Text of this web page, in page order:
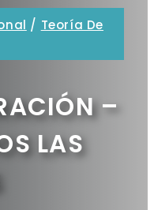
/ Teoría De
–
LAS